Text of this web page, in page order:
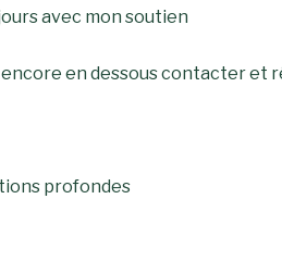
avec mon soutien
en dessous contacter et
profondes